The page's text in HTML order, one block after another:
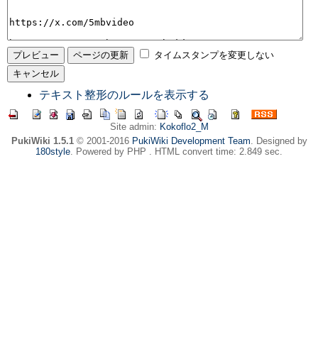
タイムスタンプを変更しない
テキスト整形のルールを表示する
Site admin: Kokoflo2_M
PukiWiki 1.5.1© 2001-2016 PukiWiki Development Team. Designed by
180style. Powered by PHP . HTML convert time: 2.849 sec.